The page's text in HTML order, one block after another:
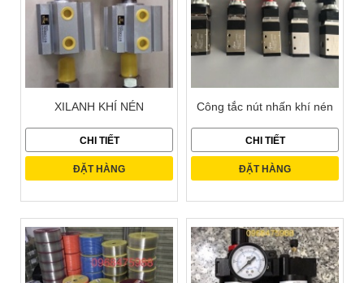
XILANH KHÍ NÉN
CHI TIẾT
ĐẶT HÀNG
Công tắc nút nhấn khí nén
CHI TIẾT
ĐẶT HÀNG